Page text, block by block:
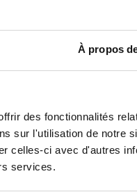
À propos
des fonctionnalités
sur l'utilisation de notre
celles-ci avec d'autres
services.
d'un bouton, économisant
de tirer la corde classique
que la machine est capable
aux besoins réels.
en un seul passage de
aux exigences de
L'équilibre entre la